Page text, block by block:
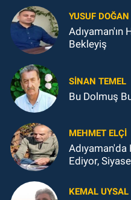
YUSUF DOĞAN
Adıyaman'ın
Bekleyiş
SINAN TEMEL
Bu Dolmuş
MEHMET ELÇI
Ediyor,
KEMAL UYSAL